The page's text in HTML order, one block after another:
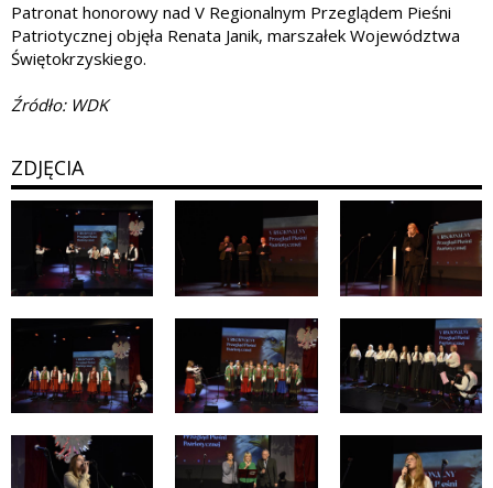
Patronat honorowy nad V Regionalnym Przeglądem Pieśni
Patriotycznej objęła Renata Janik, marszałek Województwa
Świętokrzyskiego.
Źródło: WDK
ZDJĘCIA